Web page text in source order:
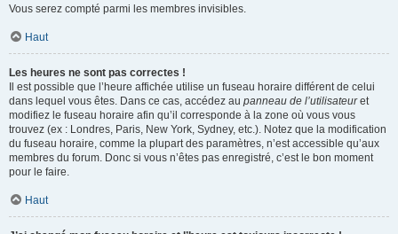
Vous serez compté parmi les membres invisibles.
Haut
Les heures ne sont pas correctes !
Il est possible que l’heure affichée utilise un fuseau horaire différent de celui
dans lequel vous êtes. Dans ce cas, accédez au panneau de l’utilisateuret
modifiez le fuseau horaire afin qu’il corresponde à la zone où vous vous
trouvez (ex : Londres, Paris, New York, Sydney, etc.). Notez que la modification
du fuseau horaire, comme la plupart des paramètres, n’est accessible qu’aux
membres du forum. Donc si vous n’êtes pas enregistré, c’est le bon moment
pour le faire.
Haut